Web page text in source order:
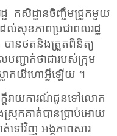
កសិដ្ឋានចិញ្ចឹមជ្រូកមួយ
ដល់សុខភាពប្រជាពលរដ្ឋ
បានថតនិងត្រួតពិនិត្យ
បញ្ជាក់ថាជារបស់ក្រុម
ាកយីហោអ្វីឡើយ ។
ក្តីរាយការណ៍ជូនទៅលោក
រុកគាត់បានប្រាប់អោយ
ត់ទៅវិញ អង្គភាពសារ